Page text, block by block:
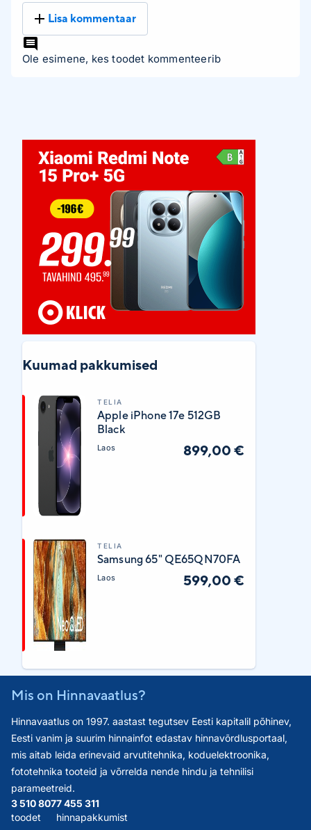
Lisa kommentaar
Ole esimene, kes toodet kommenteerib
Kuumad pakkumised
TELIA
Apple iPhone 17e 512GB
Black
Laos 899,00 €
TELIA
Samsung 65" QE65QN70FA
Laos 599,00 €
Mis on Hinnavaatlus?
Hinnavaatlus on 1997. aastast tegutsev Eesti kapitalil põhinev,
Eesti vanim ja suurim hinnainfot edastav hinnavõrdlusportaal,
mis aitab leida erinevaid arvutitehnika, koduelektroonika,
fototehnika tooteid ja võrrelda nende hindu ja tehnilisi
parameetreid.
3 510 807
toodet
7 455 311
hinnapakkumist